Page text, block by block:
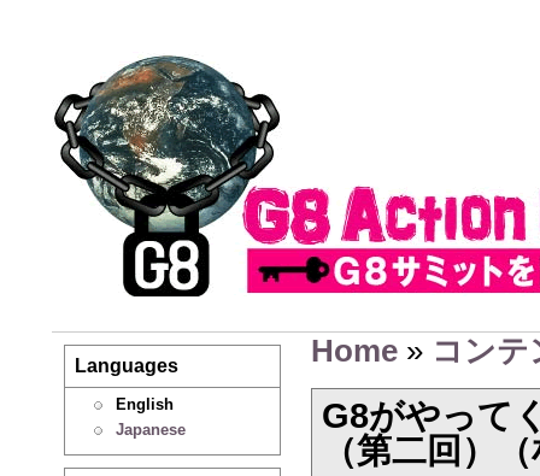
Languages
English
Japanese
Home» コンテ
G8がやって
（第二回）